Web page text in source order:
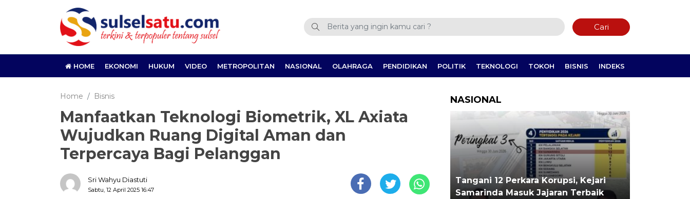
Cari
HOME EKONOMI HUKUM VIDEO METROPOLITAN NASIONAL OLAHRAGA PENDIDIKAN POLITIK TEKNOLOGI TOKOH BISNIS INDEKS
Home Bisnis
Manfaatkan Teknologi Biometrik, XL Axiata
Wujudkan Ruang Digital Aman dan
Terpercaya Bagi Pelanggan
Sri Wahyu Diastuti
Sabtu, 12 April 2025 16:47
NASIONAL
Tangani 12 Perkara Korupsi, Kejari
Samarinda Masuk Jajaran Terbaik